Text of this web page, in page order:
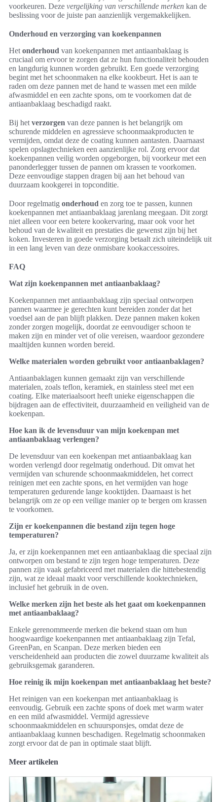
voorkeuren. Deze vergelijking van verschillende merken kan de
beslissing voor de juiste pan aanzienlijk vergemakkelijken.
Onderhoud en verzorging van koekenpannen
Het onderhoud van koekenpannen met antiaanbaklaag is
cruciaal om ervoor te zorgen dat ze hun functionaliteit behouden
en langdurig kunnen worden gebruikt. Een goede verzorging
begint met het schoonmaken na elke kookbeurt. Het is aan te
raden om deze pannen met de hand te wassen met een milde
afwasmiddel en een zachte spons, om te voorkomen dat de
antiaanbaklaag beschadigd raakt.
Bij het verzorgen van deze pannen is het belangrijk om
schurende middelen en agressieve schoonmaakproducten te
vermijden, omdat deze de coating kunnen aantasten. Daarnaast
spelen opslagtechnieken een aanzienlijke rol. Zorg ervoor dat
koekenpannen veilig worden opgeborgen, bij voorkeur met een
panonderlegger tussen de pannen om krassen te voorkomen.
Deze eenvoudige stappen dragen bij aan het behoud van
duurzaam kookgerei in topconditie.
Door regelmatig onderhoud en zorg toe te passen, kunnen
koekenpannen met antiaanbaklaag jarenlang meegaan. Dit zorgt
niet alleen voor een betere kookervaring, maar ook voor het
behoud van de kwaliteit en prestaties die gewenst zijn bij het
koken. Investeren in goede verzorging betaalt zich uiteindelijk uit
in een lang leven van deze onmisbare kookaccessoires.
FAQ
Wat zijn koekenpannen met antiaanbaklaag?
Koekenpannen met antiaanbaklaag zijn speciaal ontworpen
pannen waarmee je gerechten kunt bereiden zonder dat het
voedsel aan de pan blijft plakken. Deze pannen maken koken
zonder zorgen mogelijk, doordat ze eenvoudiger schoon te
maken zijn en minder vet of olie vereisen, waardoor gezondere
maaltijden kunnen worden bereid.
Welke materialen worden gebruikt voor antiaanbaklagen?
Antiaanbaklagen kunnen gemaakt zijn van verschillende
materialen, zoals teflon, keramiek, en stainless steel met een
coating. Elke materiaalsoort heeft unieke eigenschappen die
bijdragen aan de effectiviteit, duurzaamheid en veiligheid van de
koekenpan.
Hoe kan ik de levensduur van mijn koekenpan met
antiaanbaklaag verlengen?
De levensduur van een koekenpan met antiaanbaklaag kan
worden verlengd door regelmatig onderhoud. Dit omvat het
vermijden van schurende schoonmaakmiddelen, het correct
reinigen met een zachte spons, en het vermijden van hoge
temperaturen gedurende lange kooktijden. Daarnaast is het
belangrijk om ze op een veilige manier op te bergen om krassen
te voorkomen.
Zijn er koekenpannen die bestand zijn tegen hoge
temperaturen?
Ja, er zijn koekenpannen met een antiaanbaklaag die speciaal zijn
ontworpen om bestand te zijn tegen hoge temperaturen. Deze
pannen zijn vaak gefabriceerd met materialen die hittebestendig
zijn, wat ze ideaal maakt voor verschillende kooktechnieken,
inclusief het gebruik in de oven.
Welke merken zijn het beste als het gaat om koekenpannen
met antiaanbaklaag?
Enkele gerenommeerde merken die bekend staan om hun
hoogwaardige koekenpannen met antiaanbaklaag zijn Tefal,
GreenPan, en Scanpan. Deze merken bieden een
verscheidenheid aan producten die zowel duurzame kwaliteit als
gebruiksgemak garanderen.
Hoe reinig ik mijn koekenpan met antiaanbaklaag het beste?
Het reinigen van een koekenpan met antiaanbaklaag is
eenvoudig. Gebruik een zachte spons of doek met warm water
en een mild afwasmiddel. Vermijd agressieve
schoonmaakmiddelen en schuursponsjes, omdat deze de
antiaanbaklaag kunnen beschadigen. Regelmatig schoonmaken
zorgt ervoor dat de pan in optimale staat blijft.
Meer artikelen